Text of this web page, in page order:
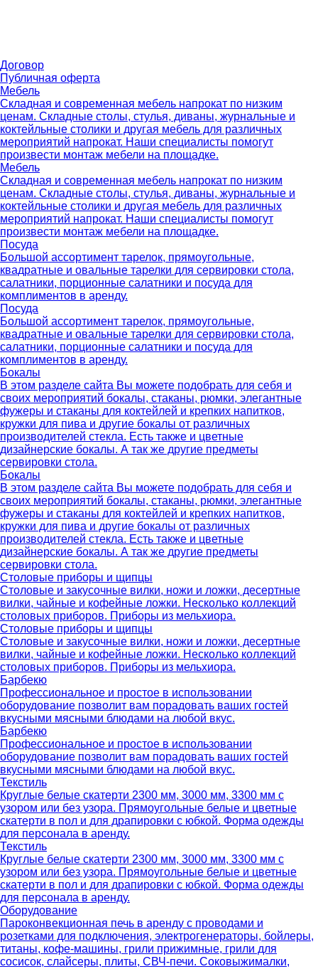
Договор
Публичная оферта
Мебель
Складная и современная мебель напрокат по низким
ценам. Складные столы, стулья, диваны, журнальные и
коктейльные столики и другая мебель для различных
мероприятий напрокат. Наши специалисты помогут
произвести монтаж мебели на площадке.
Мебель
Складная и современная мебель напрокат по низким
ценам. Складные столы, стулья, диваны, журнальные и
коктейльные столики и другая мебель для различных
мероприятий напрокат. Наши специалисты помогут
произвести монтаж мебели на площадке.
Посуда
Большой ассортимент тарелок, прямоугольные,
квадратные и овальные тарелки для сервировки стола,
салатники, порционные салатники и посуда для
комплиментов в аренду.
Посуда
Большой ассортимент тарелок, прямоугольные,
квадратные и овальные тарелки для сервировки стола,
салатники, порционные салатники и посуда для
комплиментов в аренду.
Бокалы
В этом разделе сайта Вы можете подобрать для себя и
своих мероприятий бокалы, стаканы, рюмки, элегантные
фужеры и стаканы для коктейлей и крепких напитков,
кружки для пива и другие бокалы от различных
производителей стекла. Есть также и цветные
дизайнерские бокалы. А так же другие предметы
сервировки стола.
Бокалы
В этом разделе сайта Вы можете подобрать для себя и
своих мероприятий бокалы, стаканы, рюмки, элегантные
фужеры и стаканы для коктейлей и крепких напитков,
кружки для пива и другие бокалы от различных
производителей стекла. Есть также и цветные
дизайнерские бокалы. А так же другие предметы
сервировки стола.
Столовые приборы и щипцы
Столовые и закусочные вилки, ножи и ложки, десертные
вилки, чайные и кофейные ложки. Несколько коллекций
столовых приборов. Приборы из мельхиора.
Столовые приборы и щипцы
Столовые и закусочные вилки, ножи и ложки, десертные
вилки, чайные и кофейные ложки. Несколько коллекций
столовых приборов. Приборы из мельхиора.
Барбекю
Профессиональное и простое в использовании
оборудование позволит вам порадовать ваших гостей
вкусными мясными блюдами на любой вкус.
Барбекю
Профессиональное и простое в использовании
оборудование позволит вам порадовать ваших гостей
вкусными мясными блюдами на любой вкус.
Текстиль
Круглые белые скатерти 2300 мм, 3000 мм, 3300 мм с
узором или без узора. Прямоугольные белые и цветные
скатерти в пол и для драпировки с юбкой. Форма одежды
для персонала в аренду.
Текстиль
Круглые белые скатерти 2300 мм, 3000 мм, 3300 мм с
узором или без узора. Прямоугольные белые и цветные
скатерти в пол и для драпировки с юбкой. Форма одежды
для персонала в аренду.
Оборудование
Пароконвекционная печь в аренду с проводами и
розетками для подключения, электрогенераторы, бойлеры,
титаны, кофе-машины, грили прижимные, грили для
сосисок, слайсеры, плиты, СВЧ-печи. Соковыжималки,